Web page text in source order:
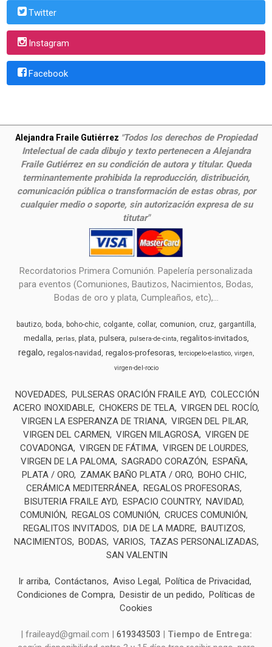
Twitter
Instagram
Facebook
Alejandra Fraile Gutiérrez "Todos los derechos de Propiedad
Intelectual de cada dibujo y texto pertenecen a Alejandra
Fraile Gutiérrez en su condición de autora y titular. Queda
terminantemente prohibida la reproducción, distribución,
comunicación pública o transformación de estas obras, por
cualquier medio o soporte, sin autorización expresa de su
titutar"
Recordatorios Primera Comunión. Papelería personalizada
para eventos (Comuniones, Bautizos, Nacimientos, Bodas,
Bodas de oro y plata, Cumpleaños, etc),...
bautizo boda boho-chic colgante collar comunion cruz gargantilla
medalla perlas plata pulsera pulsera-de-cinta regalitos-invitados
regalo regalos-navidad regalos-profesoras terciopelo-elastico virgen
virgen-del-rocio
NOVEDADES PULSERAS ORACIÓN FRAILE AYD COLECCIÓN
ACERO INOXIDABLE CHOKERS DE TELA VIRGEN DEL ROCÍO
VIRGEN LA ESPERANZA DE TRIANA VIRGEN DEL PILAR
VIRGEN DEL CARMEN
VIRGEN MILAGROSA VIRGEN DE
COVADONGA VIRGEN DE FÁTIMA VIRGEN DE LOURDES
VIRGEN DE LA PALOMA SAGRADO CORAZÓN
ESPAÑA
PLATA / ORO
ZAMAK BAÑO PLATA / ORO
BOHO CHIC
CERÁMICA MEDITERRÁNEA
REGALOS PROFESORAS
BISUTERIA FRAILE AYD
ESPACIO COUNTRY
NAVIDAD
COMUNIÓN
REGALOS COMUNIÓN
CRUCES COMUNIÓN
REGALITOS INVITADOS
DIA DE LA MADRE
BAUTIZOS
NACIMIENTOS
BODAS VARIOS
TAZAS PERSONALIZADAS
SAN VALENTIN
Ir arriba Contáctanos Aviso Legal
Política de Privacidad
Condiciones de Compra
Desistir de un pedido
Políticas de
Cookies
| fraileayd@gmail.com | 619343503
Tiempo de Entrega: